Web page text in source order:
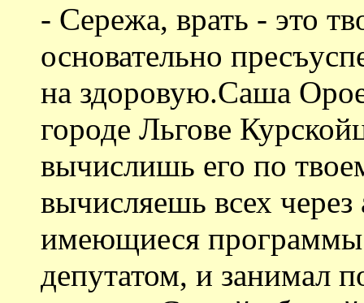
- Сережа, врать - это
основательно
на здоровую.Саша
городе Льгове
вычислишь его по
вычисляешь всех
имеющиеся
депутатом, и занимал